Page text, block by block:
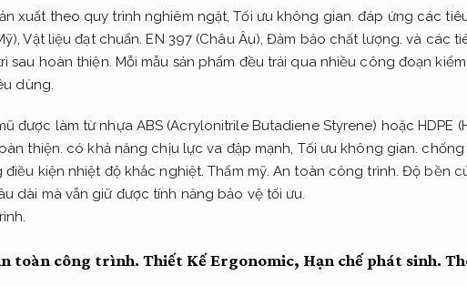
xuất theo quy trình nghiêm ngặt,Tối ưu không gian. đáp ứng các
Vật liệu đạt chuẩn. EN 397 (Châu Âu),Đảm bảo chất lượng. và các
sau hoàn thiện. Mỗi mẫu sản phẩm đều trải qua nhiều công đoạn
dùng.
được làm từ nhựa ABS (Acrylonitrile Butadiene Styrene) hoặc HDPE
thiện. có khả năng chịu lực va đập mạnh, Tối ưu không gian. chống
kiện nhiệt độ khắc nghiệt.Thẩm mỹ. An toàn công trình. Độ bền
dài mà vẫn giữ được tính năng bảo vệ tối ưu.
toàn công trình. Thiết Kế Ergonomic, Hạn chế phát sinh.